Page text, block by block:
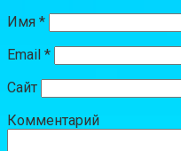
Имя *
Email *
Сайт
Комментарий